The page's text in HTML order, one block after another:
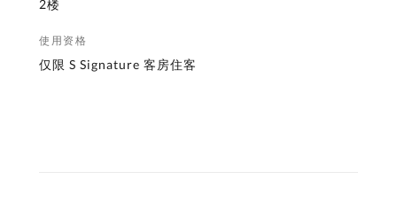
2楼
使用资格
仅限 S Signature 客房住客